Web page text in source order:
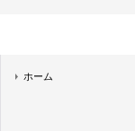
ホーム